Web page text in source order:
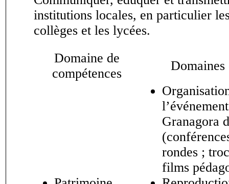
institutions locales, en particulier
collèges et les lycées.
Domaine de
compétences
Granagora
rondes ;
films